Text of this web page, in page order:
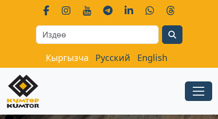
Кыргызча Русский English